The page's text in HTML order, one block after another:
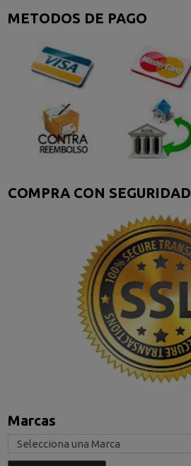
METODOS DE PAGO
COMPRA CON SEGURIDAD
Marcas